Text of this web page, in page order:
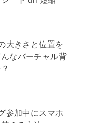
大きさと位置を
なバーチャル背
参加中にスマホ